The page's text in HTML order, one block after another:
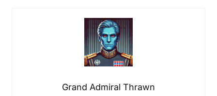
Grand Admiral Thrawn